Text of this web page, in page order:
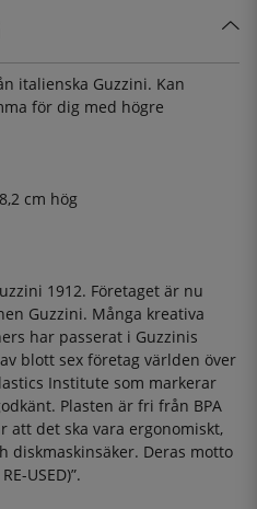
italienska Guzzini. Kan
för dig med högre
cm hög
1912. Företaget är nu
Guzzini. Många kreativa
har passerat i Guzzinis
blott sex företag världen över
Institute som markerar
Plasten är fri från BPA
att det ska vara ergonomiskt,
diskmaskinsäker. Deras motto
USED)”.